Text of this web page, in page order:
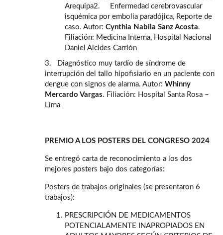
Arequipa2. Enfermedad cerebrovascular
isquémica por embolia paradójica, Reporte de
caso. Autor: Cynthia Nabila Sanz Acosta.
Filiación: Medicina Interna, Hospital Nacional
Daniel Alcides Carrión
3. Diagnóstico muy tardío de síndrome de
interrupción del tallo hipofisiario en un paciente con
dengue con signos de alarma. Autor: Whinny
Mercardo Vargas. Filiación: Hospital Santa Rosa –
Lima
PREMIO A LOS POSTERS DEL CONGRESO 2024
Se entregó carta de reconocimiento a los dos
mejores posters bajo dos categorías:
Posters de trabajos originales (se presentaron 6
trabajos):
PRESCRIPCIÓN DE MEDICAMENTOS
POTENCIALAMENTE INAPROPIADOS EN